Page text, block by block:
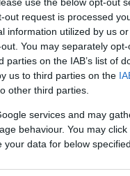
request is processed
information utilized by us
You may separately
on the IAB’s list of
us to third parties on the
other third parties.
services and may
behaviour. You may
data for below
fajt, amit fekete
nílusi vírus, a
nagy pánikot
és stabil populációt
már meg is